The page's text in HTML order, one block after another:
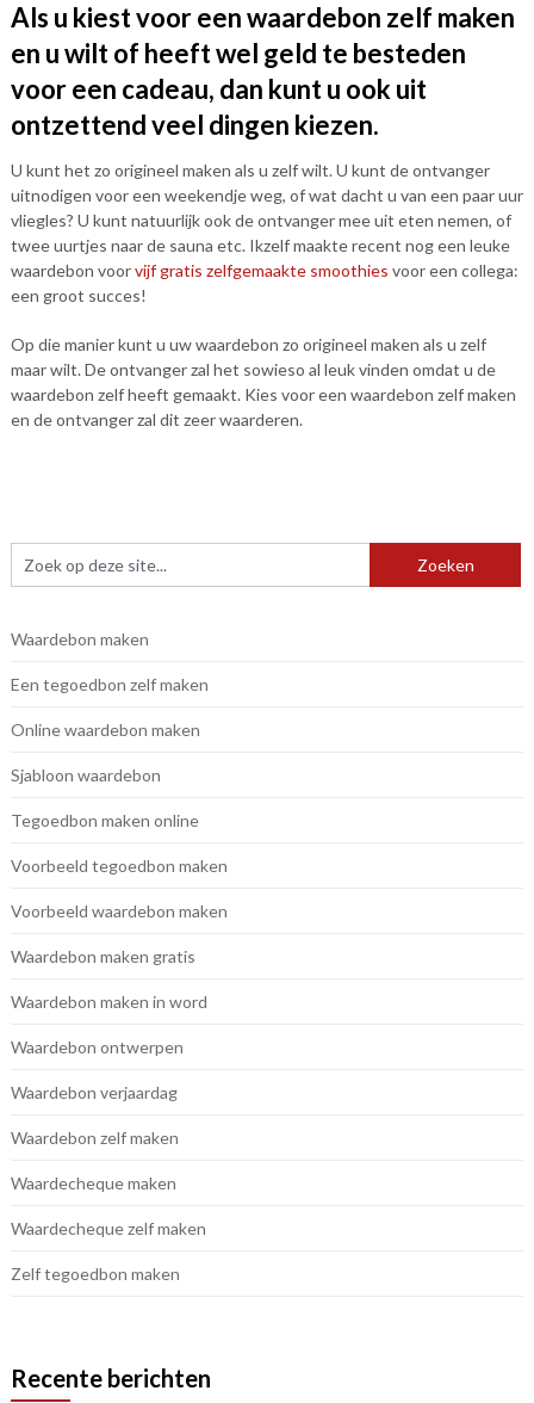
Als u kiest voor een waardebon zelf maken
en u wilt of heeft wel geld te besteden
voor een cadeau, dan kunt u ook uit
ontzettend veel dingen kiezen.
U kunt het zo origineel maken als u zelf wilt. U kunt de ontvanger
uitnodigen voor een weekendje weg, of wat dacht u van een paar uur
vliegles? U kunt natuurlijk ook de ontvanger mee uit eten nemen, of
twee uurtjes naar de sauna etc. Ikzelf maakte recent nog een leuke
waardebon voorvijf gratis zelfgemaakte smoothies voor een collega:
een groot succes!
Op die manier kunt u uw waardebon zo origineel maken als u zelf
maar wilt. De ontvanger zal het sowieso al leuk vinden omdat u de
waardebon zelf heeft gemaakt. Kies voor een waardebon zelf maken
en de ontvanger zal dit zeer waarderen.
Waardebon maken
Een tegoedbon zelf maken
Online waardebon maken
Sjabloon waardebon
Tegoedbon maken online
Voorbeeld tegoedbon maken
Voorbeeld waardebon maken
Waardebon maken gratis
Waardebon maken in word
Waardebon ontwerpen
Waardebon verjaardag
Waardebon zelf maken
Waardecheque maken
Waardecheque zelf maken
Zelf tegoedbon maken
Recente berichten